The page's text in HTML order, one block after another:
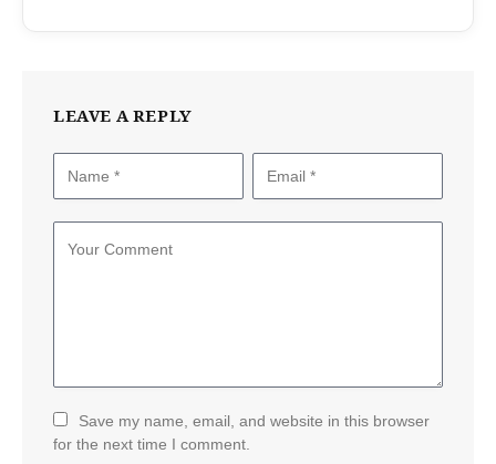
LEAVE A REPLY
Save my name, email, and website in this browser
for the next time I comment.